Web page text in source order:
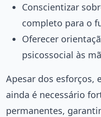
Conscientizar
completo para o
Oferecer
psicossocial às
Apesar dos esforços,
ainda é necessário
permanentes,